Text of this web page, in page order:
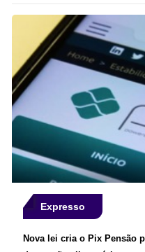
Expresso
Nova lei cria o Pix Pensão